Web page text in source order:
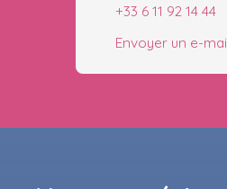
+33 6 11 92 14 44
Envoyer un e-